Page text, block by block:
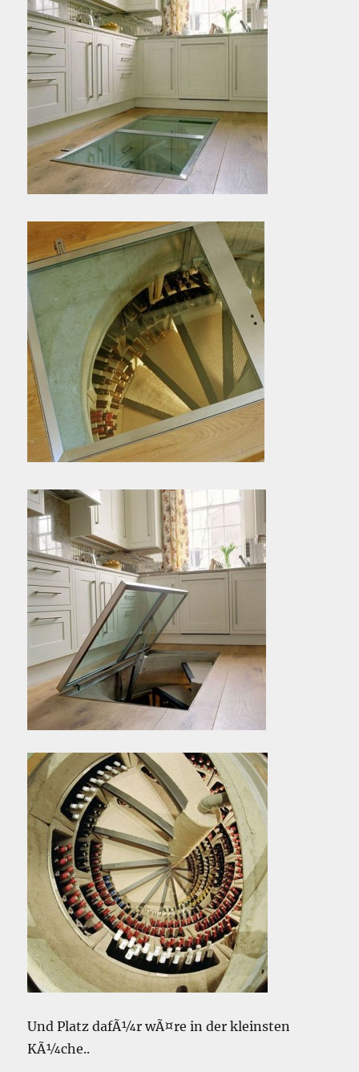
Und Platz dafÃ¼r wÃ¤re in der kleinsten
KÃ¼che..